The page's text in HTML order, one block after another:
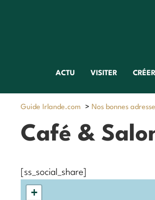
ACTU VISITER
Guide Irlande.com > Nos bonnes
Café &
[ss_social_share]
+